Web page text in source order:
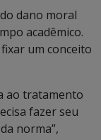
dano moral
acadêmico.
um conceito
ao tratamento
fazer seu
norma”,